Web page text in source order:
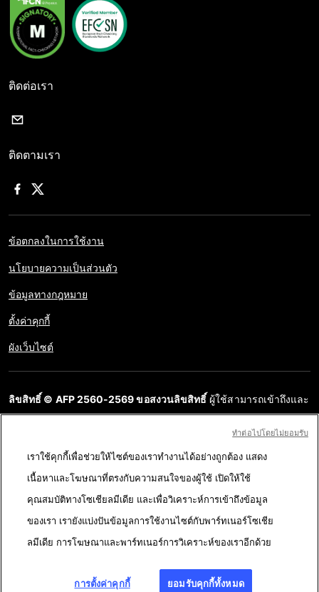
ติดต่อเรา
ติดตามเรา
ข้อตกลงในการใช้งาน
นโยบายความเป็นส่วนตัว
ข้อมูลทางกฎหมาย
ตั้งค่าคุกกี้
ผังเว็บไซต์
ลิขสิทธิ์ © AFP 2560-2569 ขอสงวนลิขสิทธิ์ ผู้ใช้สามารถเข้าถึงและ
นำเนื้อหาบนเว็บไซต์ของ AFP ไปเผยแพร่ต่อโดยไม่ได้รับอนุญาตก่อน
ในวัตถุประสงค์อื่น โดยเฉพาะการนำไปผลิตซ้ำ การใช้เพื่อสื่อสารกับ
สาธารณะ หรือการเผยแพร่เนื้อหาบนเว็บไซต์ ทั้งในบางส่วนหรือ
ทั้งหมด โดย AFP ไม่ได้รับสิทธิ์ใดๆ จากเจ้าของลิขสิทธิ์สำหรับเนื้อหา
ของบุคคลที่สามนี้และจะไม่รับผิดชอบใดๆ ในเรื่องนี้ AFP และ
สัญลักษณ์เป็นเครื่องหมายที่ได้รับการจดทะเบียนการค้า
เราใช้คุกกี้เพื่อช่วยให้ไซต์ของเราทำงานได้อย่างถูกต้อง แสดง
เนื้อหาและโฆษณาที่ตรงกับความสนใจของผู้ใช้ เปิดให้ใช้
คุณสมบัติทางโซเชียลมีเดีย และเพื่อวิเคราะห์การเข้าถึงข้อมูล
ของเรา เรายังแบ่งปันข้อมูลการใช้งานไซต์กับพาร์ทเนอร์โซเชีย
ลมีเดีย การโฆษณาและพาร์ทเนอร์การวิเคราะห์ของเราอีกด้วย
การตั้งค่าคุกกี้ ยอมรับคุกกี้ทั้งหมด
ทําต่อไปโดยไม่ยอมรับ